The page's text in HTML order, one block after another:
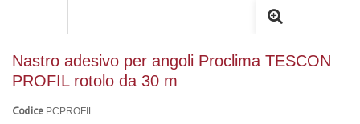
Nastro adesivo per angoli Proclima TESCON
PROFIL rotolo da 30 m
Codice PCPROFIL